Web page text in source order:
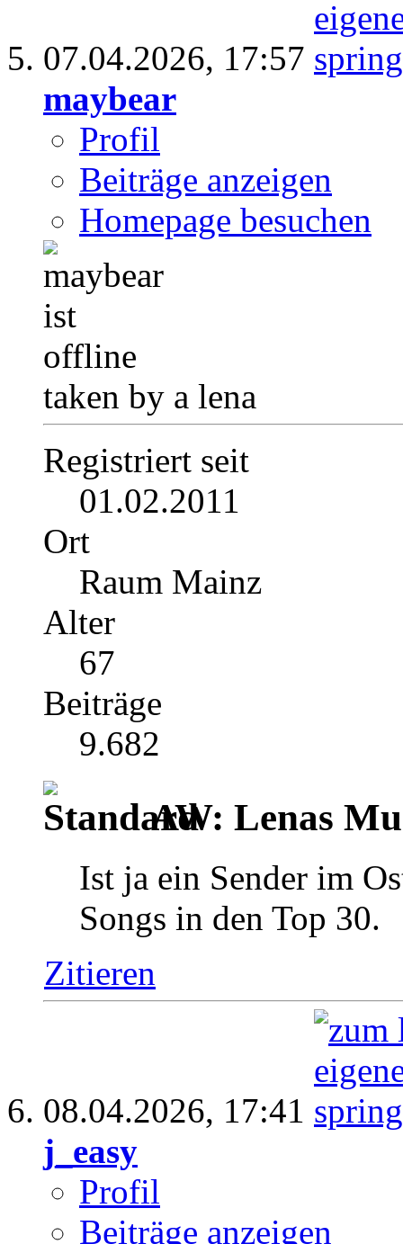
07.04.2026, 17:57
maybear
Profil
Beiträge anzeigen
Homepage besuchen
taken by a lena
Registriert seit
01.02.2011
Ort
Raum Mainz
Alter
67
Beiträge
9.682
AW: Lenas
Ist ja ein Sender im
Songs in den Top 30.
Zitieren
08.04.2026, 17:41
j_easy
Profil
Beiträge anzeigen